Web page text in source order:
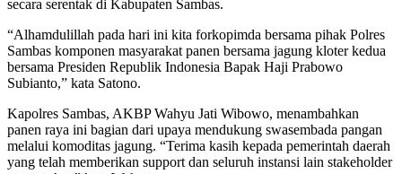
secara serentak di Kabupaten Sambas.
“Alhamdulillah pada hari ini kita forkopimda bersama pihak Polres
Sambas komponen masyarakat panen bersama jagung kloter kedua
bersama Presiden Republik Indonesia Bapak Haji Prabowo
Subianto,” kata Satono.
Kapolres Sambas, AKBP Wahyu Jati Wibowo, menambahkan
panen raya ini bagian dari upaya mendukung swasembada pangan
melalui komoditas jagung. “Terima kasih kepada pemerintah daerah
yang telah memberikan support dan seluruh instansi lain stakeholder